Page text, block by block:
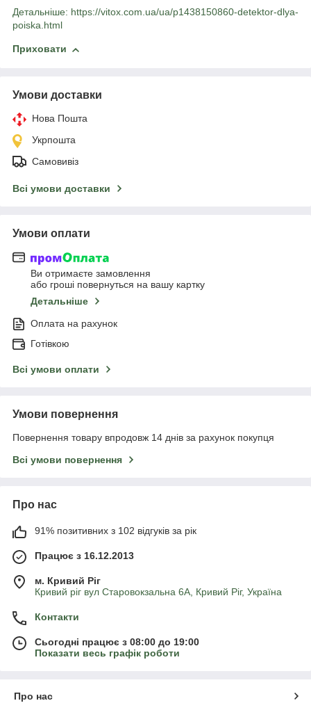
Детальніше: https://vitox.com.ua/ua/p1438150860-detektor-dlya-
poiska.html
Приховати
Умови доставки
Нова Пошта
Укрпошта
Самовивіз
Всі умови доставки
Умови оплати
Ви отримаєте замовлення
або гроші повернуться на вашу картку
Детальніше
Оплата на рахунок
Готівкою
Всі умови оплати
Умови повернення
Повернення товару впродовж 14 днів за рахунок покупця
Всі умови повернення
Про нас
91% позитивних з 102 відгуків за рік
Працює з 16.12.2013
м. Кривий Ріг
Кривий ріг вул Старовокзальна 6А, Кривий Ріг, Україна
Контакти
Сьогодні працює з 08:00 до 19:00
Показати весь графік роботи
Про нас